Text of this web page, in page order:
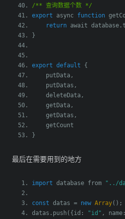
/** 查询数据个数 */
export async function
return await database .
}
export default
{
    putData
,
    putDatas
,
    deleteData
,
    getData
,
    getDatas
,
    getCount
}
最后在需要用到的地方
import database from "../
const datas = new Array();
datas . push ({ id : "id" , name :